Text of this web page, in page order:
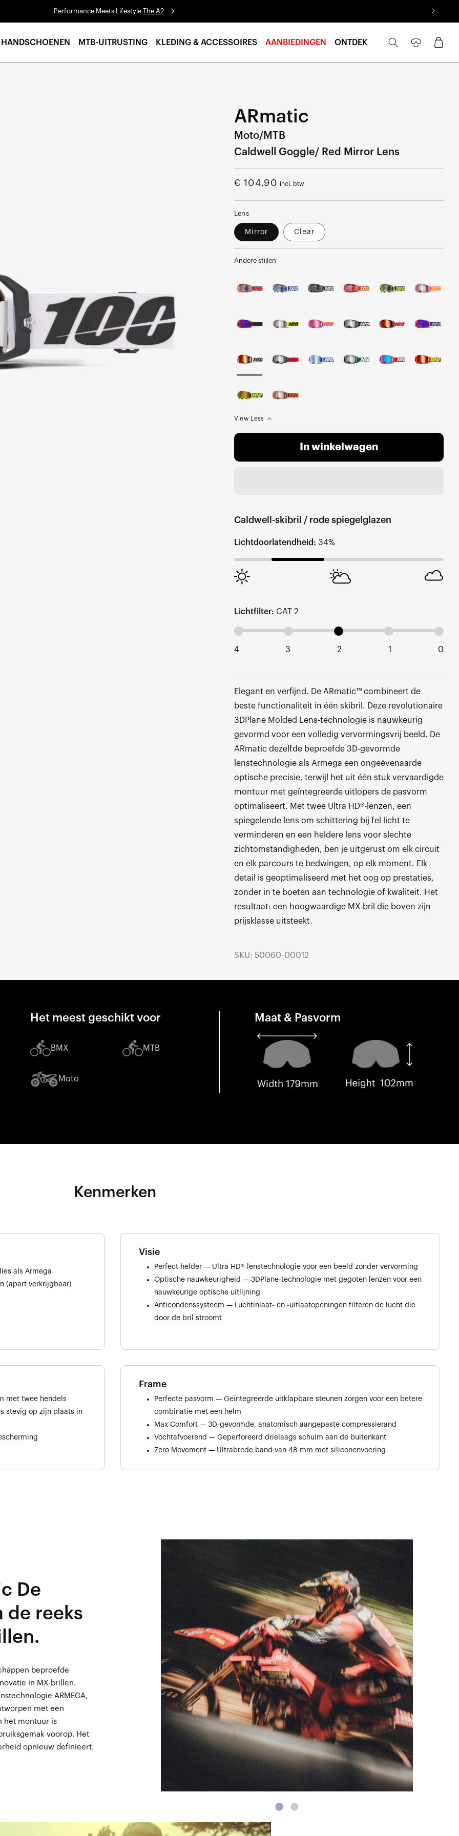
Performance Meets Lifestyle The A2
HANDSCHOENEN MTB-UITRUSTING KLEDING & ACCESSOIRES AANBIEDINGEN ONTDEK Inloggen
ARmatic
Moto/MTB
Caldwell Goggle/ Red Mirror Lens
Normale
€ 104,90 incl. btw
Lens
Mirror Clear
Andere stijlen
View Less
In winkelwagen
Caldwell-skibril / rode spiegelglazen
Lichtdoorlatendheid: 34%
Lichtfilter: CAT 2
4 3 2 1 0
Elegant en verfijnd. De ARmatic™ combineert de
beste functionaliteit in één skibril. Deze revolutionaire
3DPlane Molded Lens-technologie is nauwkeurig
gevormd voor een volledig vervormingsvrij beeld. De
ARmatic dezelfde beproefde 3D-gevormde
lenstechnologie als Armega een ongeëvenaarde
optische precisie, terwijl het uit één stuk vervaardigde
montuur met geïntegreerde uitlopers de pasvorm
optimaliseert. Met twee Ultra HD®-lenzen, een
spiegelende lens om schittering bij fel licht te
verminderen en een heldere lens voor slechte
zichtomstandigheden, ben je uitgerust om elk circuit
en elk parcours te bedwingen, op elk moment. Elk
detail is geoptimaliseerd met het oog op prestaties,
zonder in te boeten aan technologie of kwaliteit. Het
resultaat: een hoogwaardige MX-bril die boven zijn
prijsklasse uitsteekt.
SKU: 50060-00012
Het meest geschikt voor
BMX MTB
Moto
Maat & Pasvorm
Kenmerken
als Armega
(apart verkrijgbaar)
Visie
Perfect helder — Ultra HD®-lenstechnologie voor een beeld zonder vervorming
Optische nauwkeurigheid — 3DPlane-technologie met gegoten lenzen voor een
nauwkeurige optische uitlijning
Anticondenssysteem — Luchtinlaat- en -uitlaatopeningen filteren de lucht die
door de bril stroomt
met twee hendels
stevig op zijn plaats in
Frame
Perfecte pasvorm — Geïntegreerde uitklapbare steunen zorgen voor een betere
combinatie met een helm
Max Comfort — 3D-gevormde, anatomisch aangepaste compressierand
Vochtafvoerend — Geperforeerd drielaags schuim aan de buitenkant
Zero Movement — Ultrabrede band van 48 mm met siliconenvoering
De
de reeks
beproefde
in MX-brillen.
ARMEGA,
met een
het montuur is
voorop. Het
opnieuw definieert.